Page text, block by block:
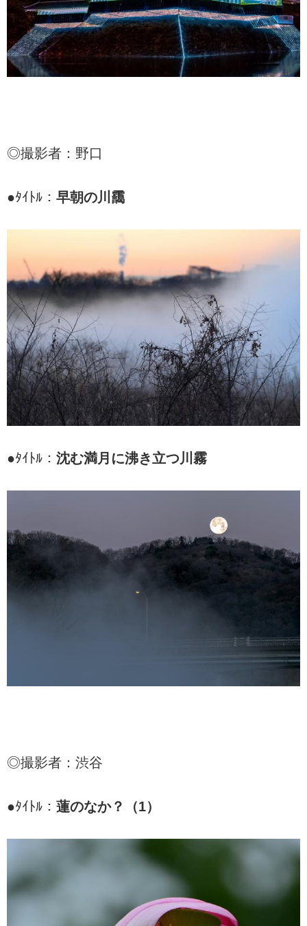
◎撮影者：野口
●ﾀｲﾄﾙ： 早朝の川靄
●ﾀｲﾄﾙ： 沈む満月に沸き立つ川霧
◎撮影者：渋谷
●ﾀｲﾄﾙ： 蓮のなか？（1）